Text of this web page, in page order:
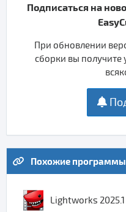
Подписаться на
При обновлении
сборки вы получите
Похожие
Lightworks 2025.1